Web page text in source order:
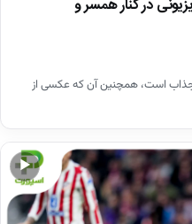
در کنار همسر و
است، همچنین آن که عکسی از
▶